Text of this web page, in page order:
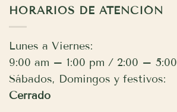
HORARIOS DE ATENCIÓN
Lunes a Viernes:
9:00 am – 1:00 pm / 2:00 –
Sábados, Domingos y festivos:
Cerrado